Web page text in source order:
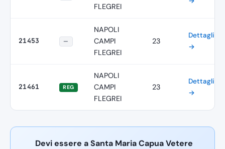
FLEGREI
21453 —
NAPOLI
CAMPI
FLEGREI
23
Dettagli
→
21461 REG
NAPOLI
CAMPI
FLEGREI
23
Dettagli
→
Devi essere a Santa Maria Capua Vetere